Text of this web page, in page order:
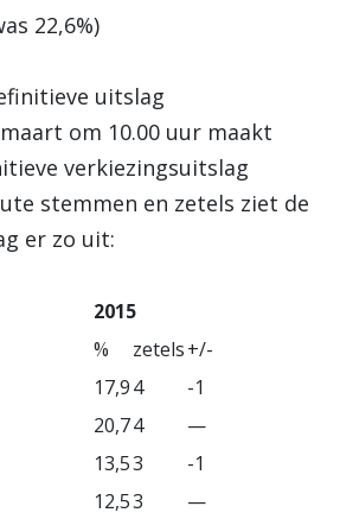
22,6%)
uitslag
om 10.00 uur maakt
verkiezingsuitslag
stemmen en zetels ziet de
er zo uit:
2015
%
zetels+/-
17,94
-1
20,74
—
13,53
-1
12,53
—